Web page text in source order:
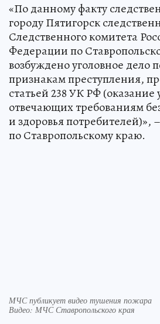
«По данному факту
городу Пятигорск
Следственного комитета
Федерации по
возбуждено уголовное дело
признакам преступления,
статьей 238 УК РФ (оказание
отвечающих требованиям
и здоровья
по Ставропольскому краю.
МЧС публикует видео тушения пожара
Видео: МЧС Ставропольского края